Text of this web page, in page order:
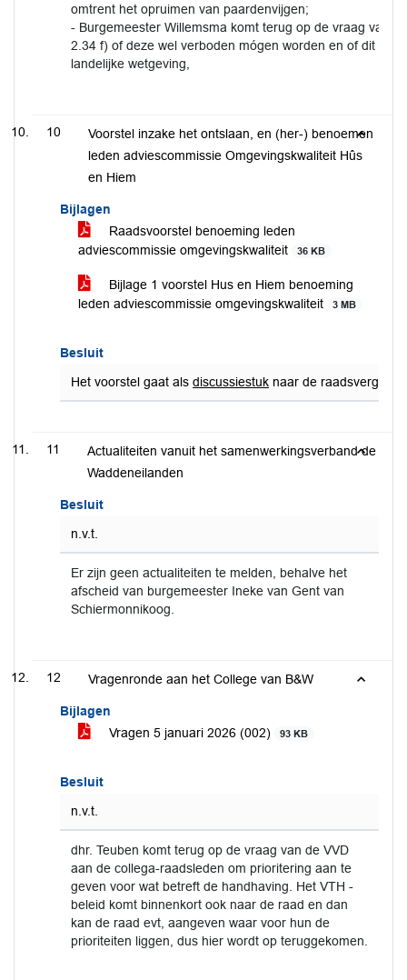
omtrent het opruimen van paardenvijgen;
- Burgemeester Willemsma komt terug op de vraag van
2.34 f) of deze wel verboden mógen worden en of dit niet
landelijke wetgeving,
10
Voorstel inzake het ontslaan, en (her-) benoemen
leden adviescommissie Omgevingskwaliteit Hûs
en Hiem
Bijlagen
Raadsvoorstel benoeming leden
adviescommissie omgevingskwaliteit
36 KB
Bijlage 1 voorstel Hus en Hiem benoeming
leden adviescommissie omgevingskwaliteit
3 MB
Besluit
Het voorstel gaat als discussiestuk naar de
11
Actualiteiten vanuit het samenwerkingsverband de
Waddeneilanden
Besluit
n.v.t.
Er zijn geen actualiteiten te melden, behalve het
afscheid van burgemeester Ineke van Gent van
Schiermonnikoog.
12 Vragenronde aan het College van B&W
Bijlagen
Vragen 5 januari 2026 (002)
93 KB
Besluit
n.v.t.
dhr. Teuben komt terug op de vraag van de VVD
aan de collega-raadsleden om prioritering aan te
geven voor wat betreft de handhaving. Het VTH -
beleid komt binnenkort ook naar de raad en dan
kan de raad evt, aangeven waar voor hun de
prioriteiten liggen, dus hier wordt op teruggekomen.